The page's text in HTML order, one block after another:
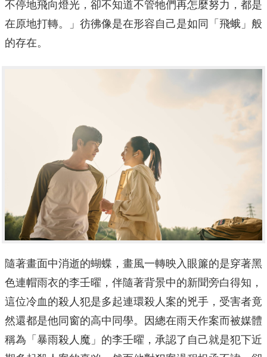
不停地飛向燈光，卻不知道不管牠們再怎麼努力，都是
在原地打轉。」彷彿像是在形容自己是如同「飛蛾」般
的存在。
隨著畫面中消逝的蝴蝶，畫風一轉映入眼簾的是穿著黑
色連帽雨衣的李壬曜，伴隨著背景中的新聞旁白得知，
這位冷血的殺人犯是多起連環殺人案的兇手，受害者竟
然還都是他同窗的高中同學。因總在雨天作案而被媒體
稱為「暴雨殺人魔」的李壬曜，承認了自己就是犯下近